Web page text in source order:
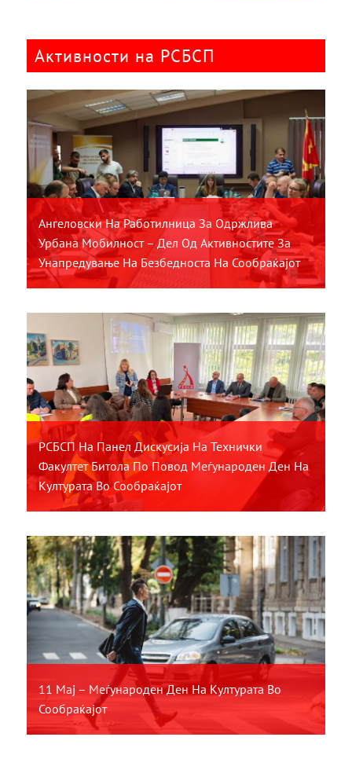
Активности на РСБСП
Ангеловски На Работилница За Одржлива
Урбана Мобилност – Дел Од Активностите За
Унапредување На Безбедноста На Сообраќајот
РСБСП На Панел Дискусија На Технички
Факултет Битола По Повод Меѓународен Ден На
Културата Во Сообраќајот
11 Мај – Меѓународен Ден На Културата Во
Сообраќајот